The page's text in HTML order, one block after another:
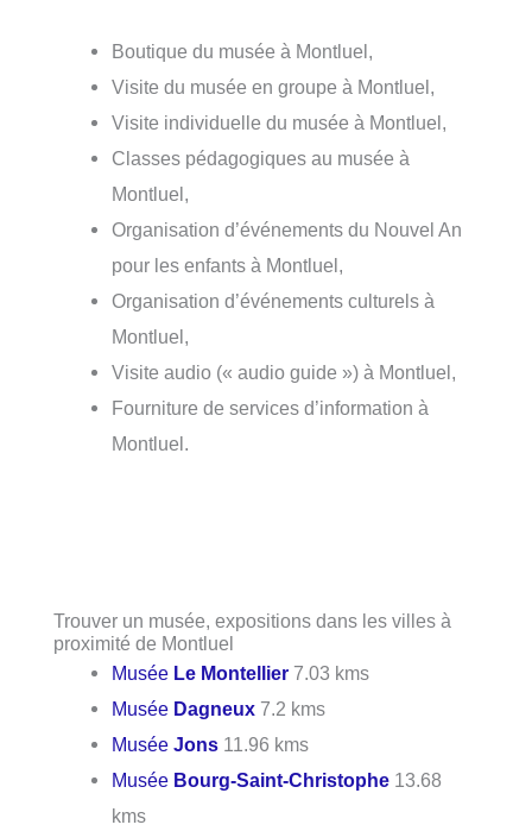
Boutique du musée à Montluel,
Visite du musée en groupe à Montluel,
Visite individuelle du musée à Montluel,
Classes pédagogiques au musée à
Montluel,
Organisation d’événements du Nouvel An
pour les enfants à Montluel,
Organisation d’événements culturels à
Montluel,
Visite audio (« audio guide ») à Montluel,
Fourniture de services d’information à
Montluel.
Trouver un musée, expositions dans les villes à
proximité de Montluel
Musée Le Montellier 7.03 kms
Musée Dagneux 7.2 kms
MuséeJons 11.96 kms
Musée Bourg-Saint-Christophe 13.68
kms